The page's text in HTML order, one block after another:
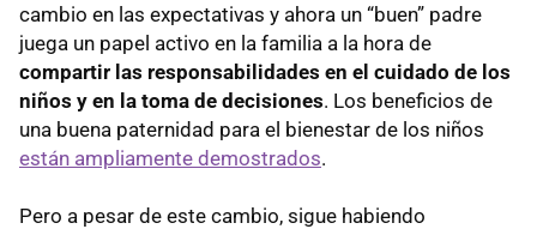
cambio en las expectativas y ahora un “buen” padre
juega un papel activo en la familia a la hora de
compartir las responsabilidades en el cuidado de los
niños y en la toma de decisiones. Los beneficios de
una buena paternidad para el bienestar de los niños
están ampliamente demostrados.
Pero a pesar de este cambio, sigue habiendo